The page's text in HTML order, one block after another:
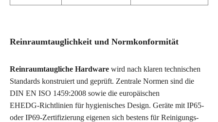
Reinraumtauglichkeit und Normkonformität
Reinraumtaugliche Hardware wird nach klaren technischen
Standards konstruiert und geprüft. Zentrale Normen sind die
DIN EN ISO 1459:2008 sowie die europäischen
EHEDG-Richtlinien für hygienisches Design. Geräte mit IP65-
oder IP69-Zertifizierung eigenen sich bestens für Reinigungs-